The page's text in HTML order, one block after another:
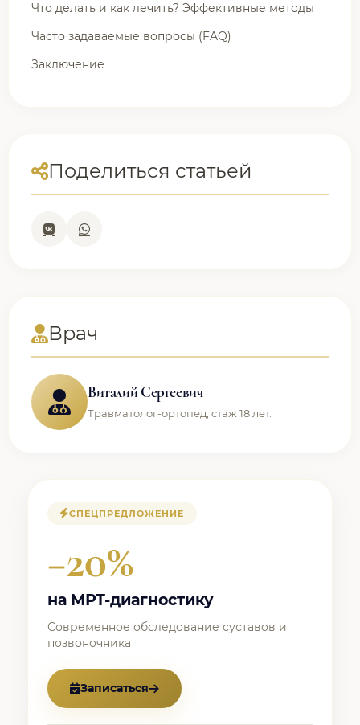
Что делать и как лечить? Эффективные методы
Часто задаваемые вопросы (FAQ)
Заключение
Поделиться статьей
Врач
Виталий Сергеевич
Травматолог-ортопед, стаж 18 лет.
СПЕЦПРЕДЛОЖЕНИЕ
−20%
на МРТ-диагностику
Современное обследование суставов и
позвоночника
Записаться